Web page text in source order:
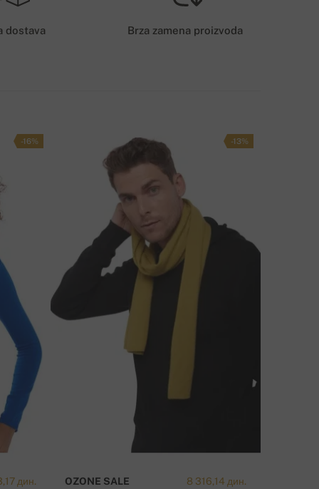
LI IMATE PITANJA U VEZI OVOG PROIZVODA?
KONTAKTIRAJTE NAS
dostava Brza zamena proizvoda
-16%
дин.
-13%
8 316,14 дин.
OZONE SALE